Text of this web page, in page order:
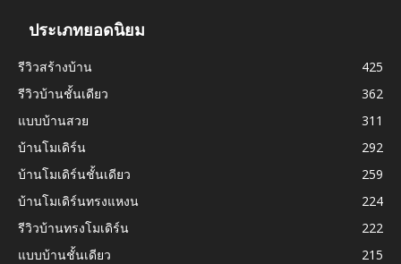
ประเภทยอดนิยม
รีวิวสร้างบ้าน
425
รีวิวบ้านชั้นเดียว
362
แบบบ้านสวย
311
บ้านโมเดิร์น
292
บ้านโมเดิร์นชั้นเดียว
259
บ้านโมเดิร์นทรงแหงน
224
รีวิวบ้านทรงโมเดิร์น
222
แบบบ้านชั้นเดียว
215